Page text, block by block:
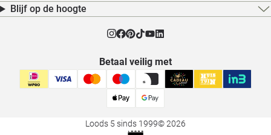
Blijf op de hoogte
Betaal veilig met
Loods 5 sinds 1999© 2026